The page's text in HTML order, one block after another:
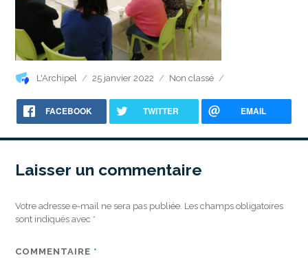
Auteur
L'Archipel
Publié
25 janvier 2022 Catégories
Non classé
FACEBOOK TWITTER EMAIL
Laisser un commentaire
Votre adresse e-mail ne sera pas publiée. Les champs obligatoires
sont indiqués avec *
COMMENTAIRE *